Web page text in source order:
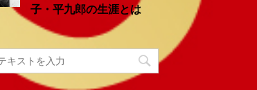
子・平九郎の生涯とは